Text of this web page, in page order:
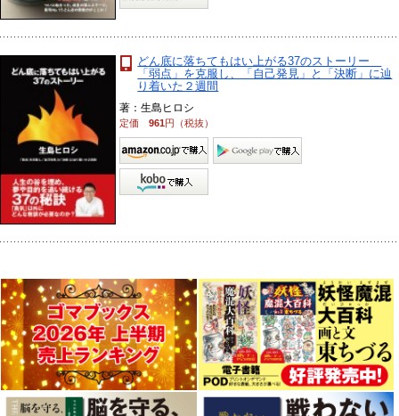
どん底に落ちてもはい上がる37のストーリー
「弱点」を克服し、「自己発見」と「決断」に辿
り着いた２週間
著：生島ヒロシ
定価961円（税抜）